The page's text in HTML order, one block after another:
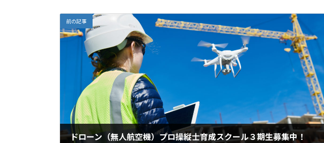
前の記事
ドローン（無人航空機）プロ操縦士育成スクール３期生募集中！